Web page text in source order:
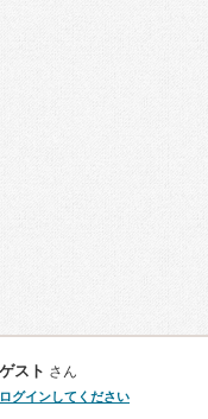
ゲスト さん
ログインしてください